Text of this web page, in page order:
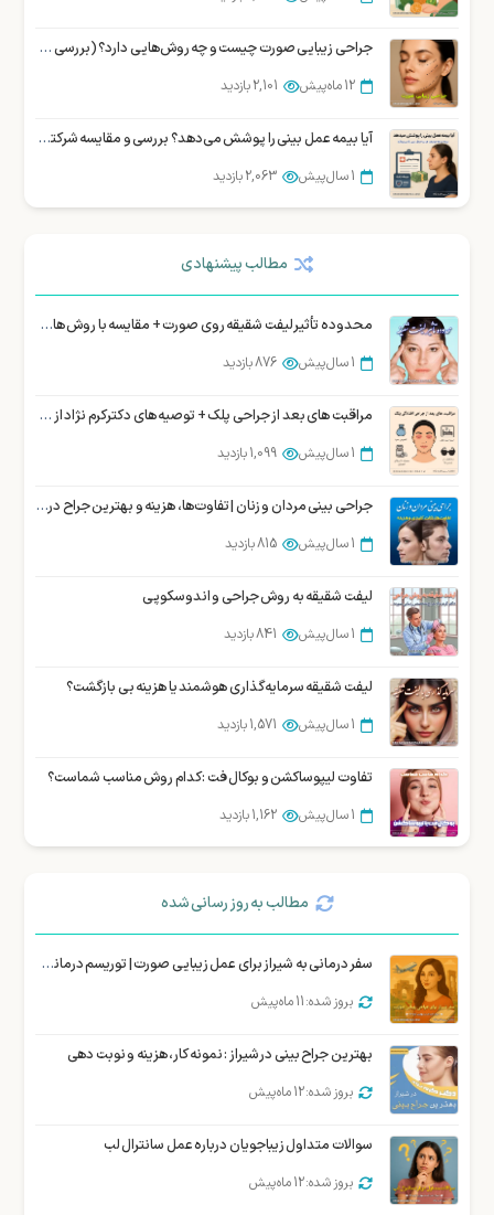
جراحی زیبایی صورت چیست و چه روش‌هایی دارد؟ (بررسی تخصصی)
12 ماه پیش 2,101 بازدید
آیا بیمه عمل بینی را پوشش می‌دهد؟ بررسی و مقایسه شرکتهای بیمه در ایران
1 سال پیش 2,063 بازدید
2,061 بازدید
سوالات متداول زیباجویان درباره عمل سانترال لب
12 ماه پیش 1,976 بازدید
10 سوالی که قبل از عمل بینی باید از جراح خود بپرسید
1 سال پیش 1,861 بازدید
جراحی بوکال فت یا برداشتن چربی لپ در شیراز
1 سال پیش 1,847 بازدید
مطالب پیشنهادی
محدوده تأثیر لیفت شقیقه روی صورت + مقایسه با روش های دیگر
1 سال پیش 876 بازدید
مراقبت های بعد از جراحی پلک + توصیه های دکتر کرم نژاد از شیراز
1 سال پیش 1,099 بازدید
جراحی بینی مردان و زنان | تفاوت‌ها، هزینه و بهترین جراح در شیراز
1 سال پیش 815 بازدید
لیفت شقیقه به روش جراحی و اندوسکوپی
1 سال پیش 841 بازدید
لیفت شقیقه سرمایه‌گذاری هوشمند یا هزینه بی بازگشت؟
1 سال پیش 1,571 بازدید
تفاوت لیپوساکشن و بوکال فت : کدام روش مناسب شماست؟
1 سال پیش 1,162 بازدید
مطالب به روز رسانی شده
سفر درمانی به شیراز برای عمل زیبایی صورت | توریسم درمانی زیبایی شیراز
بروز شده: 11 ماه پیش
بهترین جراح بینی در شیراز : نمونه کار، هزینه و نوبت دهی
بروز شده: 12 ماه پیش
سوالات متداول زیباجویان درباره عمل سانترال لب
بروز شده: 12 ماه پیش